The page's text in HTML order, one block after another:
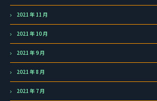
2021 年 11 月
2021 年 10 月
2021 年 9 月
2021 年 8 月
2021 年 7 月